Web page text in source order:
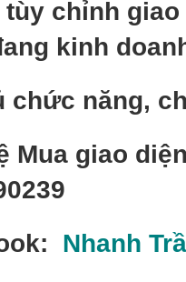
NEW
Sản phẩm mẫu 1
tùy chỉnh
kinh
chức năng,
Mua giao
Nhanh